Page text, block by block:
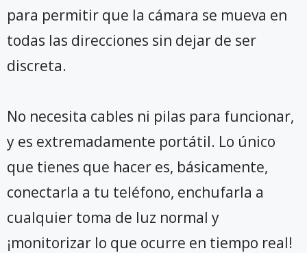
para permitir que la cámara se mueva en
todas las direcciones sin dejar de ser
discreta.
No necesita cables ni pilas para funcionar,
y es extremadamente portátil. Lo único
que tienes que hacer es, básicamente,
conectarla a tu teléfono, enchufarla a
cualquier toma de luz normal y
¡monitorizar lo que ocurre en tiempo real!